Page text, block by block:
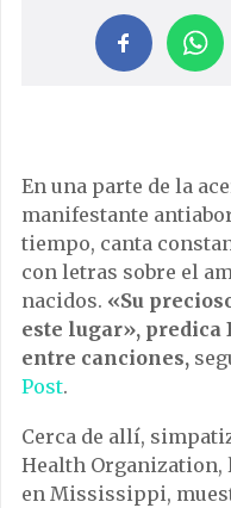
En una parte de la
manifestante
tiempo, canta
con letras sobre el
nacidos. «Su
este lugar», predica
entre canciones,
Post.
Cerca de allí,
Health Organization,
en Mississippi,